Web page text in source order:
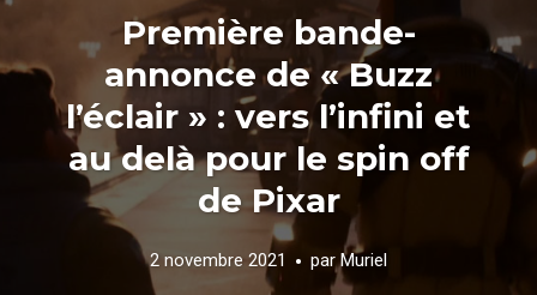
Première bande-
annonce de « Buzz
l’éclair » : vers l’infini et
au delà pour le spin off
de Pixar
2 novembre 2021 parMuriel